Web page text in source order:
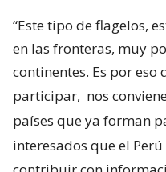
“Este tipo de flagelos,
en las fronteras, muy
continentes. Es por eso
participar, nos
países que ya forman
interesados que el